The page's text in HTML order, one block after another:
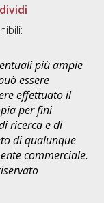
più ampie
essere
effettuato il
per fini
ricerca e di
di qualunque
commerciale.